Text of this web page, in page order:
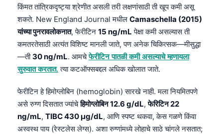
किंमत तांत्रिकदृष्ट्या श्रेणीत असली तरी लक्षणांसाठी ती खूप कमी असू
शकते. New England Journal मधील Camaschella (2015)
यांच्या पुनरावलोकनात, फेरीटिन 15 ng/mL पेक्षा कमी असल्यास ती
कमतरतेसाठी अत्यंत विशिष्ट मानली जाते, पण अनेक चिकित्सक—मीसुद्धा
—ती 30 ng/mL. आमचेफेरीटिन पातळी कमी असल्याचे म्हणायला
सुरुवात करतात.त्या कटऑफ्सबद्दल अधिक खोलात जाते.
फेरीटिन हे हिमोग्लोबिन (hemoglobin) सारखे नाही. मला नियमितपणे
असे रुग्ण दिसतात ज्यांचेहिमोग्लोबिन 12.6 g/dL,फेरिटिन 22
ng/mL, TIBC 430 µg/dL, आणि स्पष्ट थकवा, केस गळणे किंवा
अस्वस्थ पाय (रेस्टलेस लेग्स). अशा रुग्णांमध्ये लोहाचे साठे चांगले नसतात;